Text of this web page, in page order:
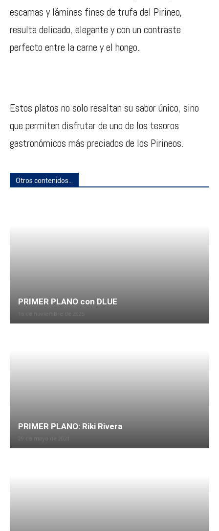
escamas y láminas finas de trufa del Pirineo,
resulta delicado, elegante y con un contraste
perfecto entre la carne y el hongo.
Estos platos no solo resaltan su sabor único, sino
que permiten disfrutar de uno de los tesoros
gastronómicos más preciados de los Pirineos.
Otros contenidos...
PRIMER PLANO con DLUE
16 de noviembre de 2025
PRIMER PLANO: Riki Rivera
29 de mayo de 2021